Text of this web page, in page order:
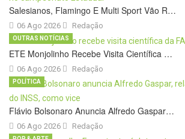
Salesianos, Flamingo E Multi Sport Vão R…
06 Ago 2026 Redação
ETE Monjolinho Recebe Visita Científica …
06 Ago 2026
OUTRAS NOTÍCIAS
Redação
Flávio Bolsonaro Anuncia Alfredo Gaspar…
06 Ago 2026
POLÍTICA
Redação